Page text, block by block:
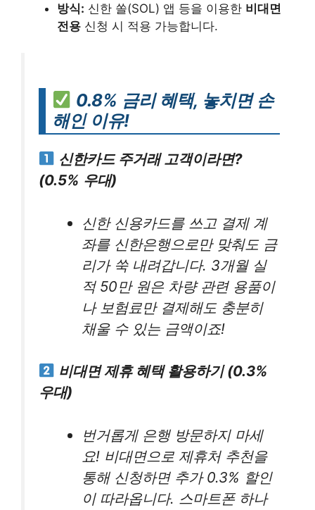
방식: 신한 쏠(SOL) 앱 등을 이용한 비대면
전용 신청 시 적용 가능합니다.
0.8% 금리 혜택, 놓치면 손
해인 이유!
신한카드 주거래 고객이라면?
(0.5% 우대)
신한 신용카드를 쓰고 결제 계
좌를 신한은행으로만 맞춰도 금
리가 쑥 내려갑니다. 3개월 실
적 50만 원은 차량 관련 용품이
나 보험료만 결제해도 충분히
채울 수 있는 금액이죠!
비대면 제휴 혜택 활용하기 (0.3%
우대)
번거롭게 은행 방문하지 마세
요! 비대면으로 제휴처 추천을
통해 신청하면 추가 0.3% 할인
이 따라옵니다. 스마트폰 하나